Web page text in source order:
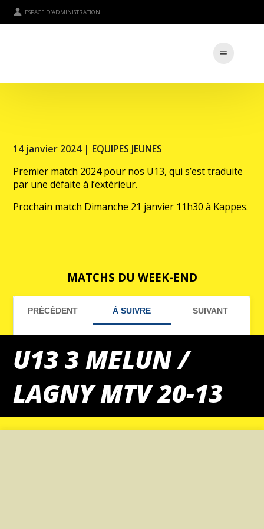
ESPACE D'ADMINISTRATION
U13 3 MELUN /
LAGNY MTV 20-13
14 janvier 2024 | EQUIPES JEUNES
Premier match 2024 pour nos U13, qui s’est traduite
par une défaite à l’extérieur.
Prochain match Dimanche 21 janvier 11h30 à Kappes.
MATCHS DU WEEK-END